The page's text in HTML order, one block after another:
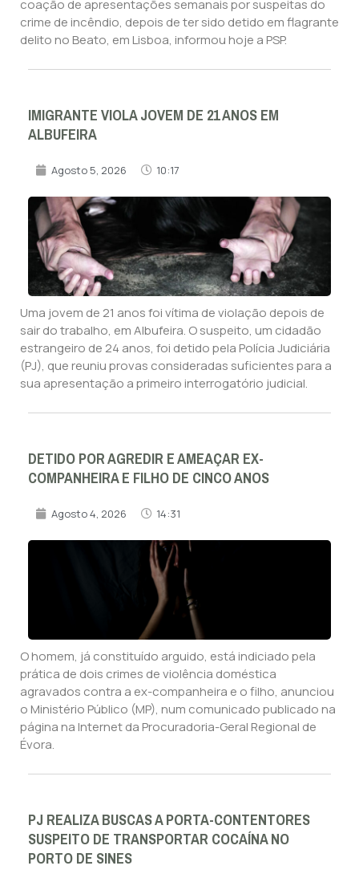
coação de apresentações semanais por suspeitas do
crime de incêndio, depois de ter sido detido em flagrante
delito no Beato, em Lisboa, informou hoje a PSP.
IMIGRANTE VIOLA JOVEM DE 21 ANOS EM
ALBUFEIRA
Agosto 5, 2026 10:17
Uma jovem de 21 anos foi vítima de violação depois de
sair do trabalho, em Albufeira. O suspeito, um cidadão
estrangeiro de 24 anos, foi detido pela Polícia Judiciária
(PJ), que reuniu provas consideradas suficientes para a
sua apresentação a primeiro interrogatório judicial.
DETIDO POR AGREDIR E AMEAÇAR EX-
COMPANHEIRA E FILHO DE CINCO ANOS
Agosto 4, 2026 14:31
O homem, já constituído arguido, está indiciado pela
prática de dois crimes de violência doméstica
agravados contra a ex-companheira e o filho, anunciou
o Ministério Público (MP), num comunicado publicado na
página na Internet da Procuradoria-Geral Regional de
Évora.
PJ REALIZA BUSCAS A PORTA-CONTENTORES
SUSPEITO DE TRANSPORTAR COCAÍNA NO
PORTO DE SINES